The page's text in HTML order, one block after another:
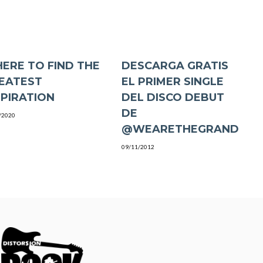
TO FIND THE
DESCARGA GRATIS
EL PRIMER SINGLE
DEL DISCO DEBUT
DE
@WEARETHEGRAND
09/11/2012